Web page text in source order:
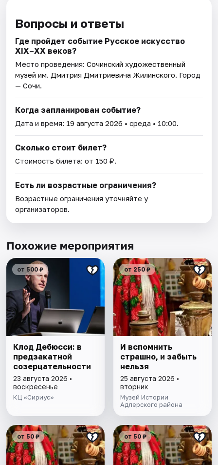
Вопросы и ответы
Где пройдет событие Русское искусство
XIX–XX веков?
Место проведения:Сочинский художественный
музей им. Дмитрия Дмитриевича Жилинского. Город
— Сочи.
Когда запланирован событие?
Дата и время: 19 августа 2026 • среда • 10:00.
Сколько стоит билет?
Стоимость билета: от 150 ₽.
Есть ли возрастные ограничения?
Возрастные ограничения уточняйте у
организаторов.
Похожие мероприятия
от 500 ₽
Клод Дебюсси: в
предзакатной
созерцательности
23 августа 2026 •
воскресенье
КЦ «Сириус»
от 250 ₽
И вспомнить
страшно, и забыть
нельзя
25 августа 2026 •
вторник
Музей Истории
Адлерского района
от 50 ₽ от 50 ₽